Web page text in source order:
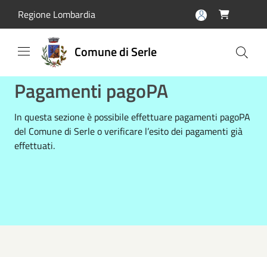
Regione Lombardia 
Comune di Serle
Pagamenti pagoPA
In questa sezione è possibile effettuare pagamenti pagoPA
del Comune di Serle o verificare l’esito dei pagamenti già
effettuati.